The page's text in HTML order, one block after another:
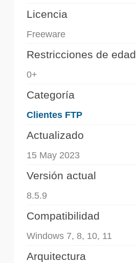
Licencia
Freeware
Restricciones de edad
0+
Categoría
Clientes FTP
Actualizado
15 May 2023
Versión actual
8.5.9
Compatibilidad
Windows 7, 8, 10, 11
Arquitectura